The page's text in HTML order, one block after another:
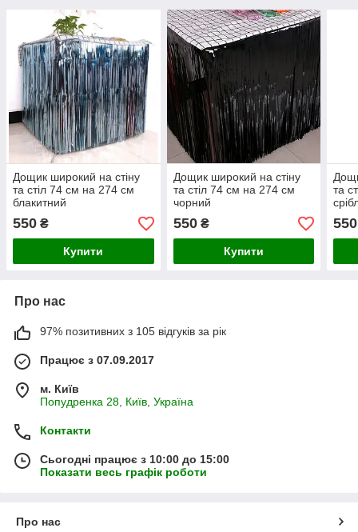
Дощик широкий на стіну
та стіл 74 см на 274 см
блакитний
550 ₴
Купити
Дощик широкий на стіну
та стіл 74 см на 274 см
чорний
550₴
Купити
та
550
Про нас
97% позитивних з 105 відгуків за рік
Працює з 07.09.2017
м. Київ
Попудренка 28, Київ, Україна
Контакти
Сьогодні працює з 10:00 до 15:00
Показати весь графік роботи
Про нас